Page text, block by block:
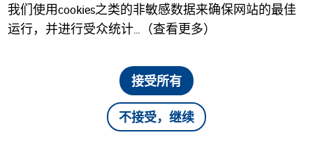
核设施测量解决方案
我们使用cookies之类的非敏感数据来确保网站的最佳
运行，并进行受众统计…（查看更多）
接受所有
不接受，继续